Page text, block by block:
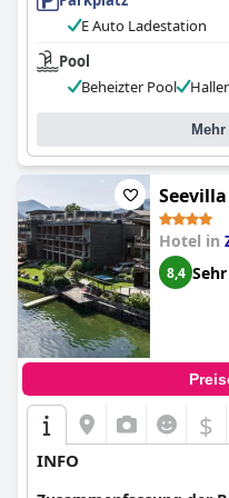
E Auto Ladestation
Pool
Beheizter Pool
Hotel in
8,4
$
INFO